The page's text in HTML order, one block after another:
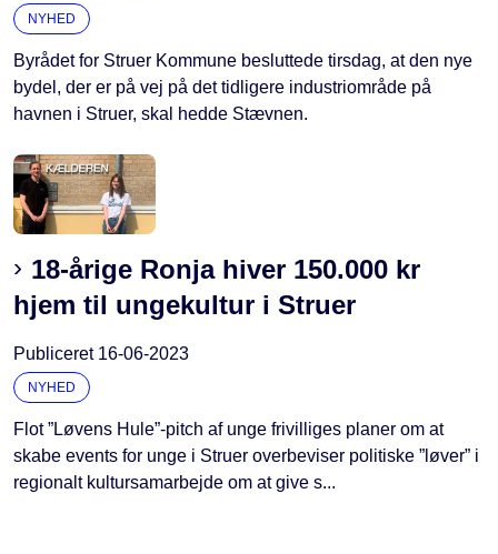
NYHED
Byrådet for Struer Kommune besluttede tirsdag, at den nye
bydel, der er på vej på det tidligere industriområde på
havnen i Struer, skal hedde Stævnen.
18-årige Ronja hiver 150.000 kr
hjem til ungekultur i Struer
Publiceret 16-06-2023
NYHED
Flot ”Løvens Hule”-pitch af unge frivilliges planer om at
skabe events for unge i Struer overbeviser politiske ”løver” i
regionalt kultursamarbejde om at give s...